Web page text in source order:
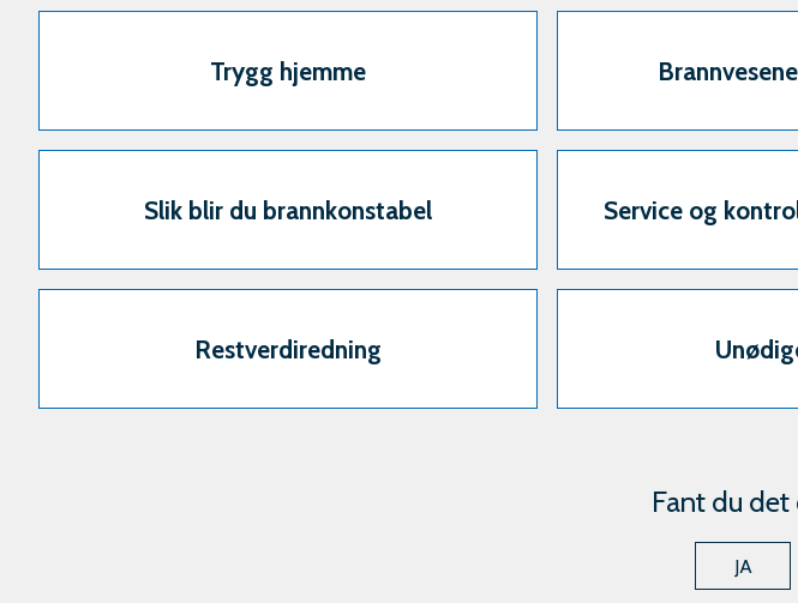
Trygg hjemme
Slik blir du brannkonstabel Service og
Restverdiredning
Fant du
JA